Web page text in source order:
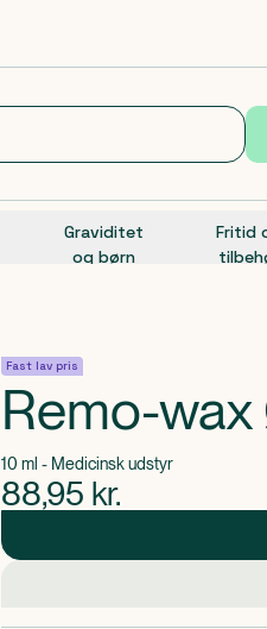
Graviditet
og børn
Fritid
Fast lav pris
Remo-
10 ml - Medicinsk udstyr
88,95 kr.